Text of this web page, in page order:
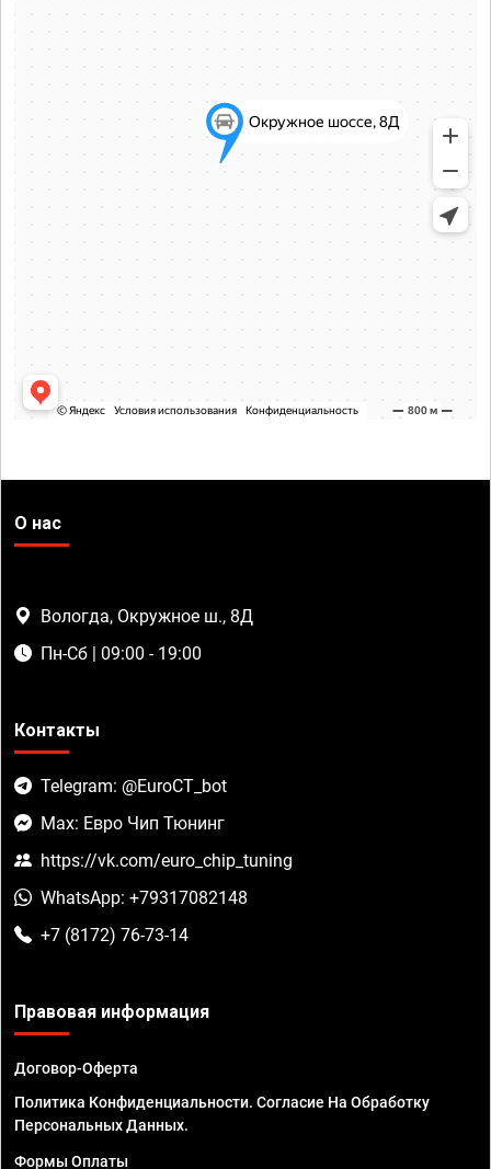
О нас
Вологда, Окружное ш., 8Д
Пн-Сб | 09:00 - 19:00
Контакты
Telegram: @EuroCT_bot
Max: Евро Чип Тюнинг
https://vk.com/euro_chip_tuning
WhatsApp: +79317082148
+7 (8172) 76-73-14
Правовая информация
Договор-Оферта
Политика Конфиденциальности. Согласие На Обработку
Персональных Данных.
Формы Оплаты